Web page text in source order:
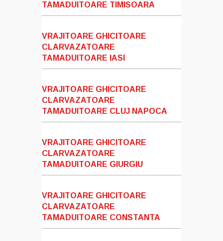
TAMADUITOARE TIMISOARA
VRAJITOARE GHICITOARE
CLARVAZATOARE
TAMADUITOARE IASI
VRAJITOARE GHICITOARE
CLARVAZATOARE
TAMADUITOARE CLUJ NAPOCA
VRAJITOARE GHICITOARE
CLARVAZATOARE
TAMADUITOARE GIURGIU
VRAJITOARE GHICITOARE
CLARVAZATOARE
TAMADUITOARE CONSTANTA